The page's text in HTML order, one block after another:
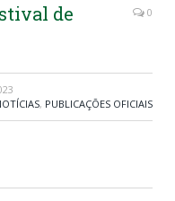
de
0
, PUBLICAÇÕES OFICIAIS